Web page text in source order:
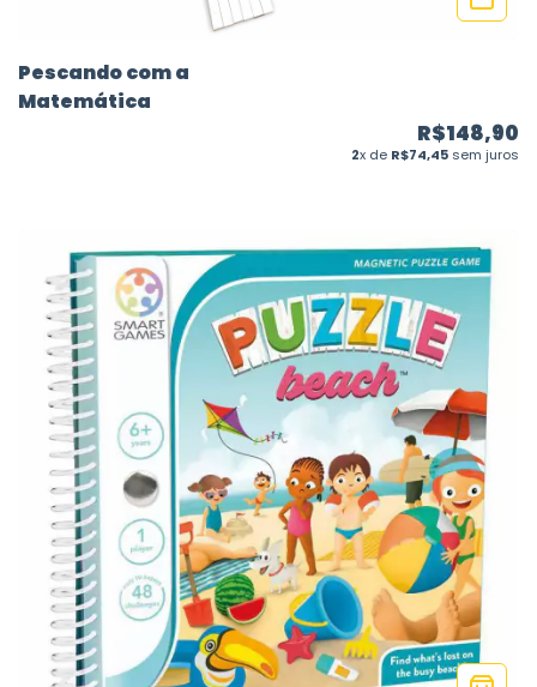
Pescando com a
Matemática
R$148,90
2x de R$74,45 sem juros